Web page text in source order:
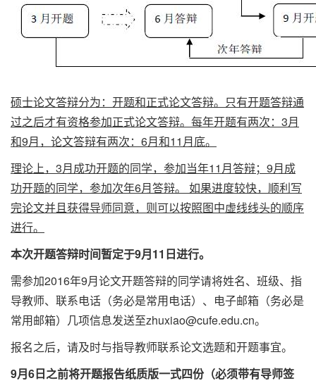
硕士论文答辩分为：开题和正式论文答辩。只有开题答辩通
过之后才有资格参加正式论文答辩。每年开题有两次：3月
和9月，论文答辩有两次：6月和11月底。
理论上，3月成功开题的同学，参加当年11月答辩；9月成
功开题的同学，参加次年6月答辩。 如果进度较快，顺利写
完论文并且获得导师同意，则可以按照图中虚线线头的顺序
进行。
本次开题答辩时间暂定于9月11日进行。
需参加2016年9月论文开题答辩的同学请将姓名、班级、指
导教师、联系电话（务必是常用电话）、电子邮箱（务必是
常用邮箱）几项信息发送至zhuxiao@cufe.edu.cn。
报名之后，请及时与指导教师联系论文选题和开题事宜。
9月6日之前将开题报告纸质版一式四份（必须带有导师签